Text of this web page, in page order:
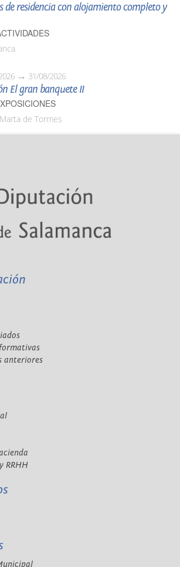
de residencia con alojamiento completo y
31/08/2026
El gran banquete II
de Tormes
anteriores
RRHH